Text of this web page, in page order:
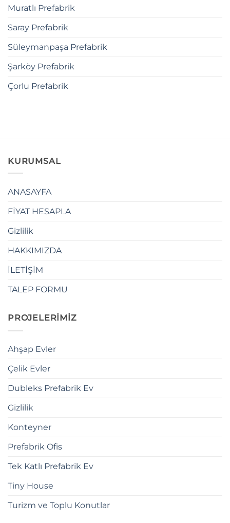
Muratlı Prefabrik
Saray Prefabrik
Süleymanpaşa Prefabrik
Şarköy Prefabrik
Çorlu Prefabrik
KURUMSAL
ANASAYFA
FİYAT HESAPLA
Gizlilik
HAKKIMIZDA
İLETİŞİM
TALEP FORMU
PROJELERİMİZ
Ahşap Evler
Çelik Evler
Dubleks Prefabrik Ev
Gizlilik
Konteyner
Prefabrik Ofis
Tek Katlı Prefabrik Ev
Tiny House
Turizm ve Toplu Konutlar